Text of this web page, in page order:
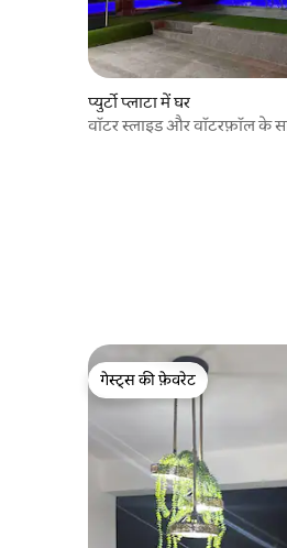
प्युर्टो प्लाटा में घर
वॉटर स्लाइड और वॉटरफ़ॉल के
गेस्ट्स की फ़ेवरेट
गेस्ट्स की फ़ेवरेट